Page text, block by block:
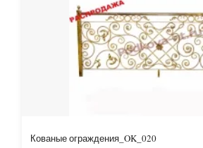
Кованые ограждения_OK_020